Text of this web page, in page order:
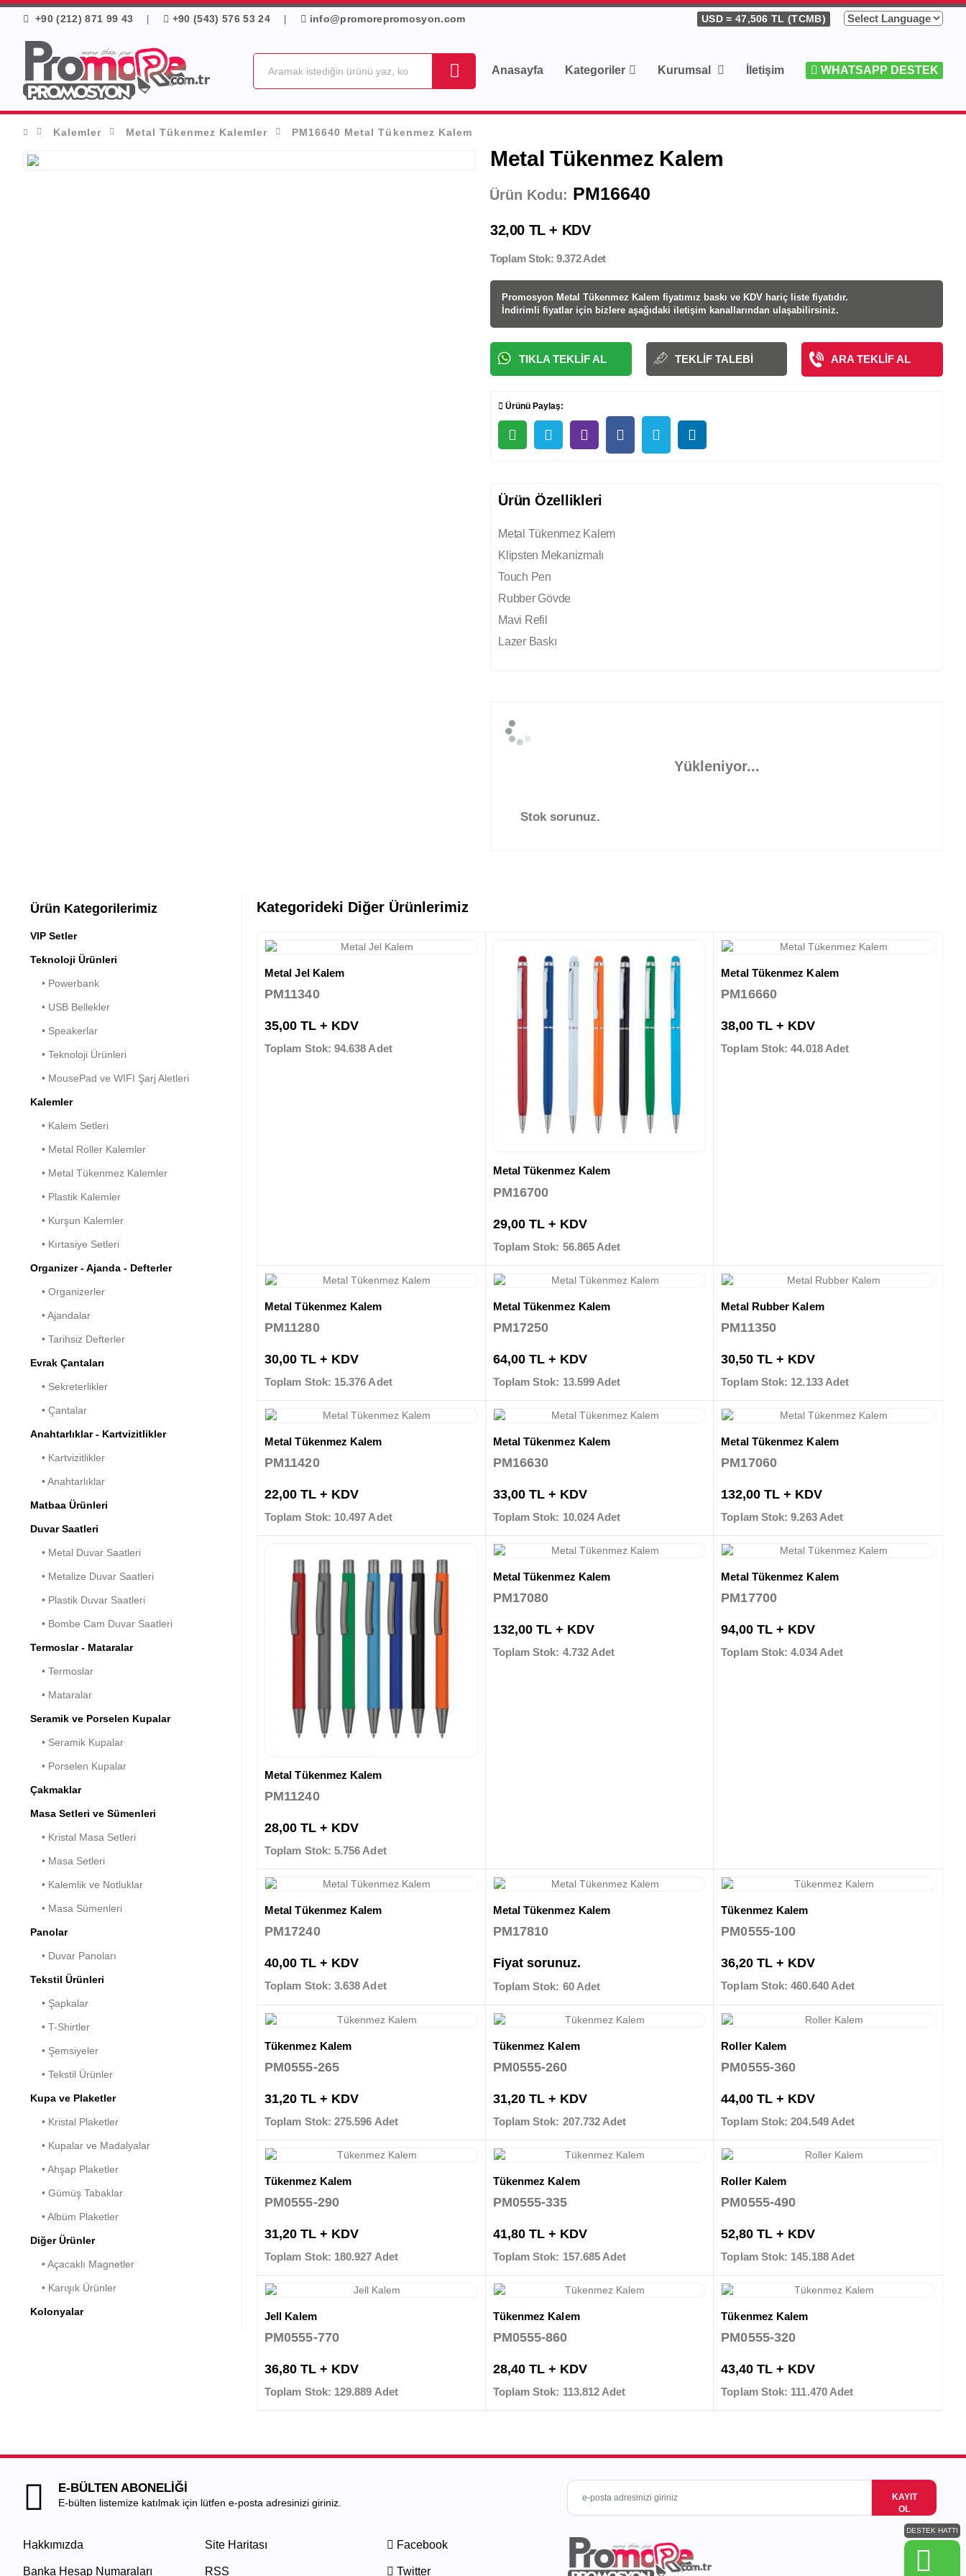
+90 (212) 871 99 43 +90 (543) 576 53 24 info@promorepromosyon.com USD = 47,506 TL (TCMB)
Anasayfa Kategoriler Kurumsal İletişim WHATSAPP DESTEK
Kalemler Metal Tükenmez Kalemler PM16640 Metal Tükenmez Kalem
Metal Tükenmez Kalem
Ürün Kodu: PM16640
32,00 TL + KDV
Toplam Stok: 9.372 Adet
Promosyon Metal Tükenmez Kalem fiyatımız baskı ve KDV hariç liste fiyatıdır.
İndirimli fiyatlar için bizlere aşağıdaki iletişim kanallarından ulaşabilirsiniz.
TIKLA TEKLIF AL TEKLIF TALEBI ARA TEKLIF AL
Ürünü Paylaş:
Ürün Özellikleri
Metal Tükenmez Kalem
Klipsten Mekanizmalı
Touch Pen
Rubber Gövde
Mavi Refil
Lazer Baskı
Yükleniyor...
Stok sorunuz.
Ürün Kategorilerimiz
VIP Setler
Teknoloji Ürünleri
• Powerbank
• USB Bellekler
• Speakerlar
• Teknoloji Ürünleri
• MousePad ve WIFI Şarj Aletleri
Kalemler
• Kalem Setleri
• Metal Roller Kalemler
• Metal Tükenmez Kalemler
• Plastik Kalemler
• Kurşun Kalemler
• Kırtasiye Setleri
Organizer - Ajanda - Defterler
• Organizerler
• Ajandalar
• Tarihsiz Defterler
Evrak Çantaları
• Sekreterlikler
• Çantalar
Anahtarlıklar - Kartvizitlikler
• Kartvizitlikler
• Anahtarlıklar
Matbaa Ürünleri
Duvar Saatleri
• Metal Duvar Saatleri
• Metalize Duvar Saatleri
• Plastik Duvar Saatleri
• Bombe Cam Duvar Saatleri
Termoslar - Mataralar
• Termoslar
• Mataralar
Seramik ve Porselen Kupalar
• Seramik Kupalar
• Porselen Kupalar
Çakmaklar
Masa Setleri ve Sümenleri
• Kristal Masa Setleri
• Masa Setleri
• Kalemlik ve Notluklar
• Masa Sümenleri
Panolar
• Duvar Panoları
Tekstil Ürünleri
• Şapkalar
• T-Shirtler
• Şemsiyeler
• Tekstil Ürünler
Kupa ve Plaketler
• Kristal Plaketler
• Kupalar ve Madalyalar
• Ahşap Plaketler
• Gümüş Tabaklar
• Albüm Plaketler
Diğer Ürünler
• Açacaklı Magnetler
• Karışık Ürünler
Kolonyalar
Kategorideki Diğer Ürünlerimiz
Metal Jel Kalem
PM11340
35,00 TL + KDV
Toplam Stok: 94.638 Adet
Metal Tükenmez Kalem
PM16700
29,00 TL + KDV
Toplam Stok: 56.865 Adet
Metal Tükenmez Kalem
PM16660
38,00 TL + KDV
Toplam Stok: 44.018 Adet
Metal Tükenmez Kalem
PM11280
30,00 TL + KDV
Toplam Stok: 15.376 Adet
Metal Tükenmez Kalem
PM17250
64,00 TL + KDV
Toplam Stok: 13.599 Adet
Metal Rubber Kalem
PM11350
30,50 TL + KDV
Toplam Stok: 12.133 Adet
Metal Tükenmez Kalem
PM11420
22,00 TL + KDV
Toplam Stok: 10.497 Adet
Metal Tükenmez Kalem
PM16630
33,00 TL + KDV
Toplam Stok: 10.024 Adet
Metal Tükenmez Kalem
PM17060
132,00 TL + KDV
Toplam Stok: 9.263 Adet
Metal Tükenmez Kalem
PM11240
28,00 TL + KDV
Toplam Stok: 5.756 Adet
Metal Tükenmez Kalem
PM17080
132,00 TL + KDV
Toplam Stok: 4.732 Adet
Metal Tükenmez Kalem
PM17700
94,00 TL + KDV
Toplam Stok: 4.034 Adet
Metal Tükenmez Kalem
PM17240
40,00 TL + KDV
Toplam Stok: 3.638 Adet
Metal Tükenmez Kalem
PM17810
Fiyat sorunuz.
Toplam Stok: 60 Adet
Tükenmez Kalem
PM0555-100
36,20 TL + KDV
Toplam Stok: 460.640 Adet
Tükenmez Kalem
PM0555-265
31,20 TL + KDV
Toplam Stok: 275.596 Adet
Tükenmez Kalem
PM0555-260
31,20 TL + KDV
Toplam Stok: 207.732 Adet
Roller Kalem
PM0555-360
44,00 TL + KDV
Toplam Stok: 204.549 Adet
Tükenmez Kalem
PM0555-290
31,20 TL + KDV
Toplam Stok: 180.927 Adet
Tükenmez Kalem
PM0555-335
41,80 TL + KDV
Toplam Stok: 157.685 Adet
Roller Kalem
PM0555-490
52,80 TL + KDV
Toplam Stok: 145.188 Adet
Jell Kalem
PM0555-770
36,80 TL + KDV
Toplam Stok: 129.889 Adet
Tükenmez Kalem
PM0555-860
28,40 TL + KDV
Toplam Stok: 113.812 Adet
Tükenmez Kalem
PM0555-320
43,40 TL + KDV
Toplam Stok: 111.470 Adet
DESTEK HATTI
E-BÜLTEN ABONELİĞİ
E-bülten listemize katılmak için lütfen e-posta adresinizi giriniz.
KAYIT
OL
Hakkımızda
Banka Hesap Numaraları
Site Haritası
RSS
Facebook
Twitter